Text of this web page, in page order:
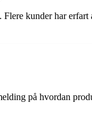
kunder har erfart
på hvordan